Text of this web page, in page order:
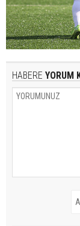
HABERE YORUM